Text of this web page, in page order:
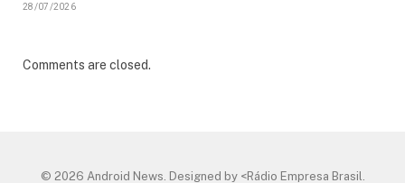
28/07/2026
Comments are closed.
© 2026 Android News. Designed by <Rádio Empresa Brasil.